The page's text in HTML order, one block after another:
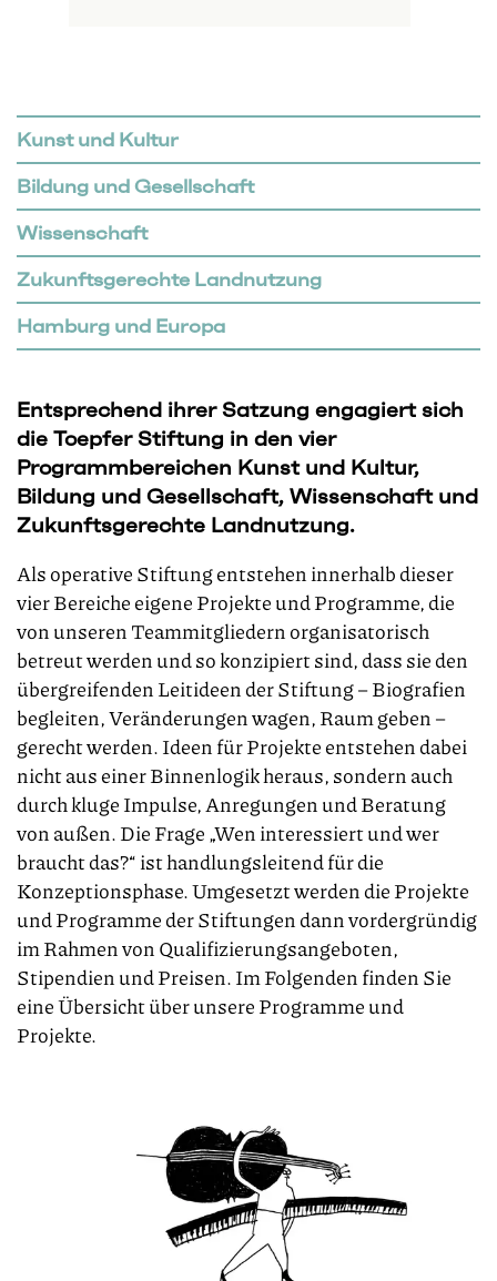
Kunst und Kultur
Bildung und Gesellschaft
Wissenschaft
Zukunftsgerechte Landnutzung
Hamburg und Europa
Entsprechend ihrer Satzung engagiert sich
die Toepfer Stiftung in den vier
Programmbereichen Kunst und Kultur,
Bildung und Gesellschaft, Wissenschaft und
Zukunftsgerechte Landnutzung.
Als operative Stiftung entstehen innerhalb dieser
vier Bereiche eigene Projekte und Programme, die
von unseren Teammitgliedern organisatorisch
betreut werden und so konzipiert sind, dass sie den
übergreifenden Leitideen der Stiftung – Biografien
begleiten, Veränderungen wagen, Raum geben –
gerecht werden. Ideen für Projekte entstehen dabei
nicht aus einer Binnenlogik heraus, sondern auch
durch kluge Impulse, Anregungen und Beratung
von außen. Die Frage „Wen interessiert und wer
braucht das?“ ist handlungsleitend für die
Konzeptionsphase. Umgesetzt werden die Projekte
und Programme der Stiftungen dann vordergründig
im Rahmen von Qualifizierungsangeboten,
Stipendien und Preisen. Im Folgenden finden Sie
eine Übersicht über unsere Programme und
Projekte.